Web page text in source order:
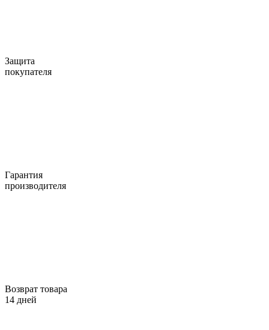
Защита
покупателя
Гарантия
производителя
Возврат товара
14 дней